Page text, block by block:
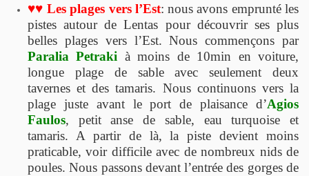
♥♥ Les plages vers l’Est: nous avons emprunté les
pistes autour de Lentas pour découvrir ses plus
belles plages vers l’Est. Nous commençons par
Paralia Petraki à moins de 10min en voiture,
longue plage de sable avec seulement deux
tavernes et des tamaris. Nous continuons vers la
plage juste avant le port de plaisance d’Agios
Faulos, petit anse de sable, eau turquoise et
tamaris. A partir de là, la piste devient moins
praticable, voir difficile avec de nombreux nids de
poules. Nous passons devant l’entrée des gorges de